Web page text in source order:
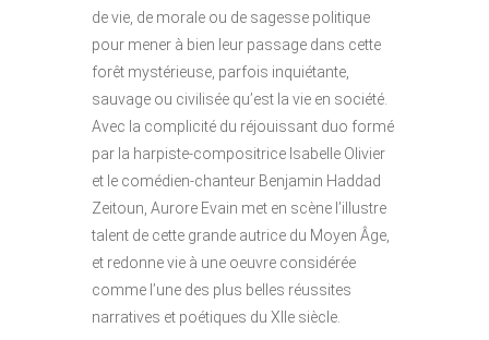
de vie, de morale ou de sagesse politique
pour mener à bien leur passage dans cette
forêt mystérieuse, parfois inquiétante,
sauvage ou civilisée qu’est la vie en société.
Avec la complicité du réjouissant duo formé
par la harpiste-compositrice Isabelle Olivier
et le comédien-chanteur Benjamin Haddad
Zeitoun, Aurore Evain met en scène l’illustre
talent de cette grande autrice du Moyen Âge,
et redonne vie à une oeuvre considérée
comme l’une des plus belles réussites
narratives et poétiques du XIIe siècle.